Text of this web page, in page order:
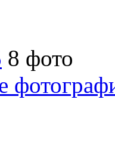
8 фото